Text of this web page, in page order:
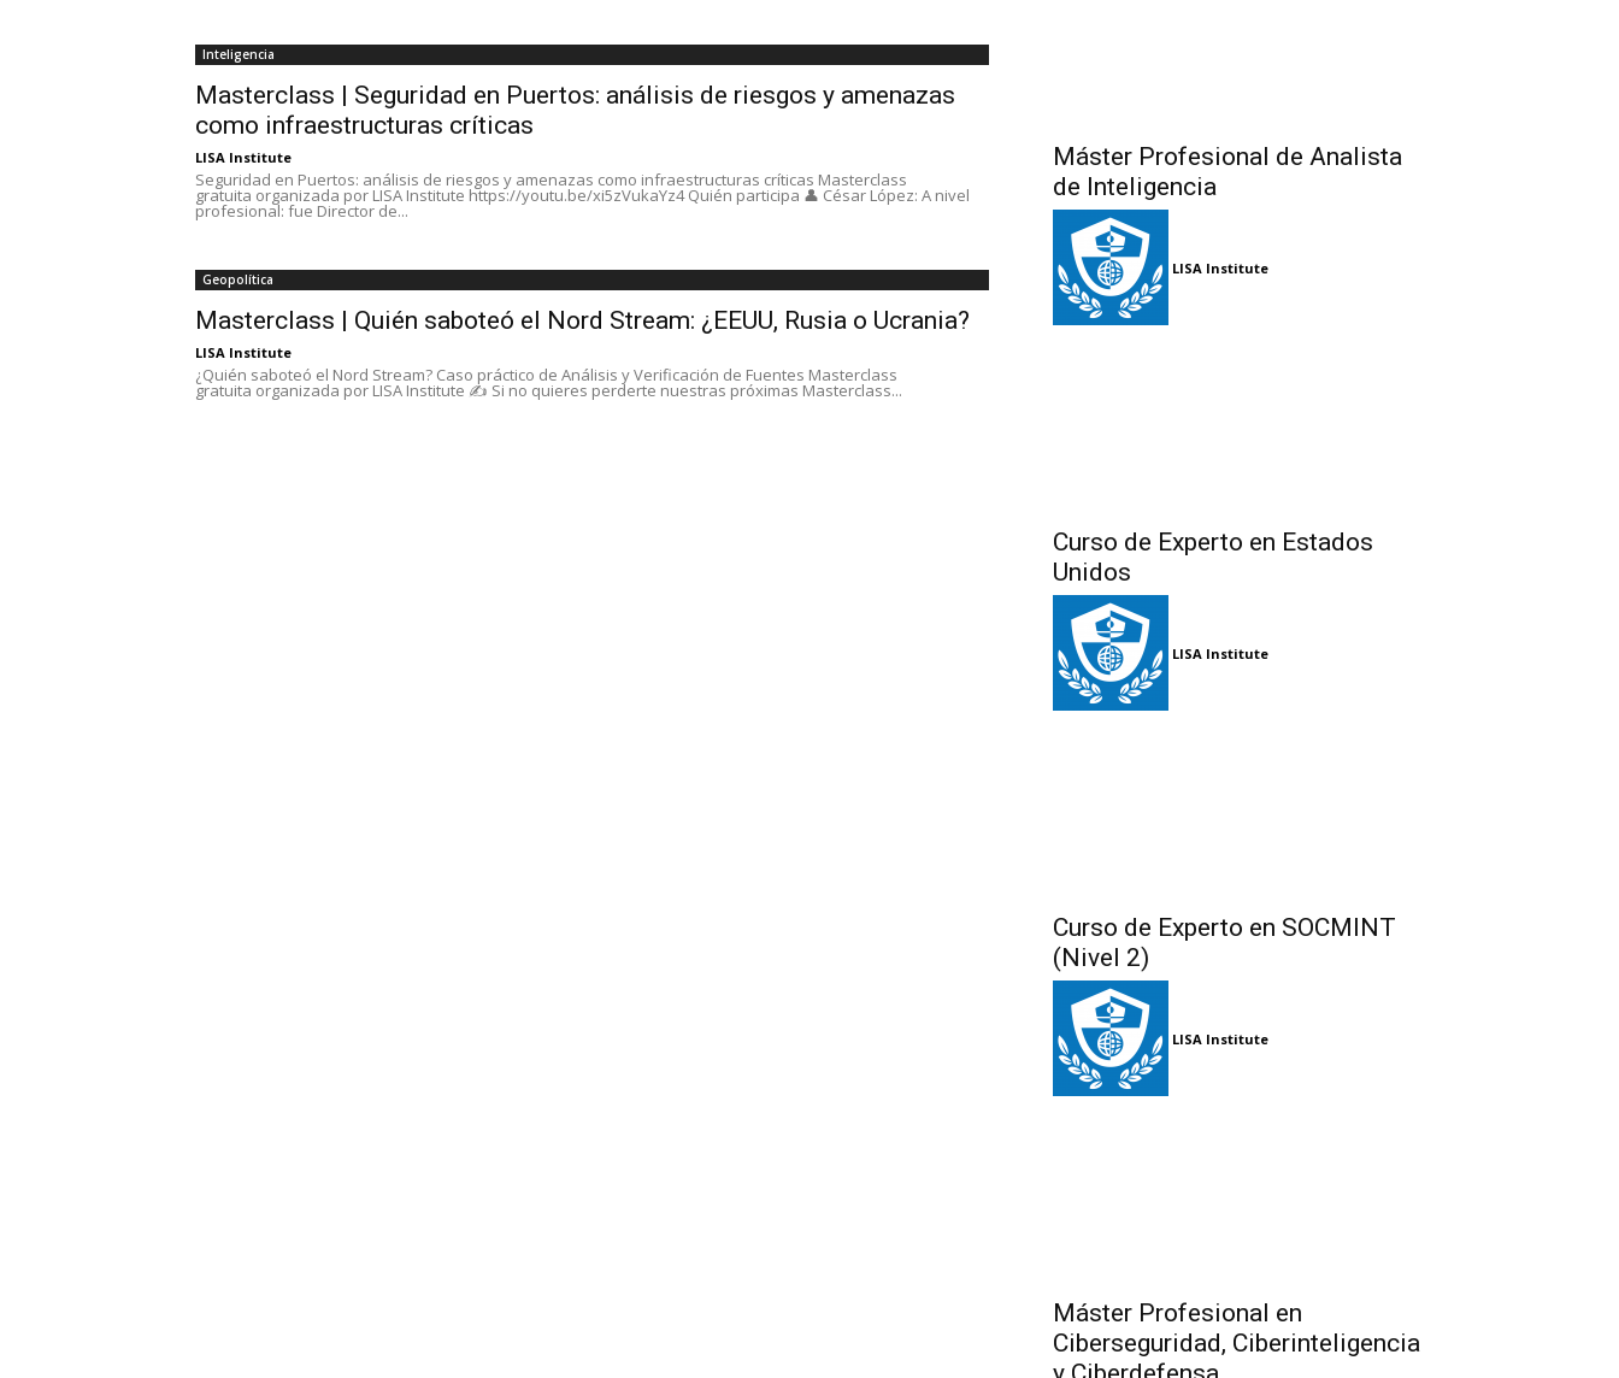
Inteligencia
Masterclass | Seguridad en Puertos: análisis de riesgos y amenazas
como infraestructuras críticas
LISA Institute
Seguridad en Puertos: análisis de riesgos y amenazas como infraestructuras críticas Masterclass
gratuita organizada por LISA Institute https://youtu.be/xi5zVukaYz4 Quién participa 👤 César López: A nivel
profesional: fue Director de...
Geopolítica
Masterclass | Quién saboteó el Nord Stream: ¿EEUU, Rusia o Ucrania?
LISA Institute
¿Quién saboteó el Nord Stream? Caso práctico de Análisis y Verificación de Fuentes Masterclass
gratuita organizada por LISA Institute ✍️ Si no quieres perderte nuestras próximas Masterclass...
Máster Profesional de Analista
de Inteligencia
LISA Institute
Curso de Experto en Estados
Unidos
LISA Institute
Curso de Experto en SOCMINT
(Nivel 2)
LISA Institute
Máster Profesional en
Ciberseguridad, Ciberinteligencia